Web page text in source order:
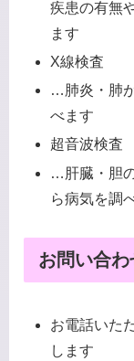
疾患の有無
ます
X線検査
…肺炎・肺
べます
超音波検査
…肝臓・胆
ら病気を調
お問い合
お電話いた
します